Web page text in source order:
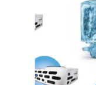
গোপনীয়তা